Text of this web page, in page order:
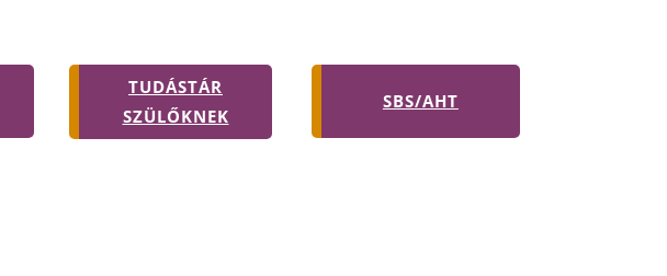
TUDÁSTÁR
SZÜLŐKNEK
SBS/AHT